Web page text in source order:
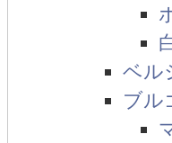
ベル
ブル